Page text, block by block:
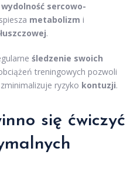
wydolność sercowo-
metabolizm i
.
śledzenie swoich
treningowych pozwoli
ryzyko kontuzji.
się ćwiczyć